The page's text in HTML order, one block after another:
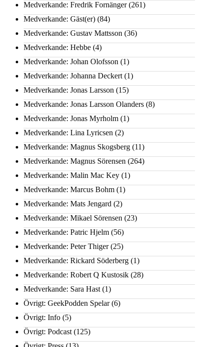
Medverkande: Fredrik Fornänger(261)
Medverkande: Gäst(er) (84)
Medverkande: Gustav Mattsson (36)
Medverkande: Hebbe (4)
Medverkande: Johan Olofsson (1)
Medverkande: Johanna Deckert (1)
Medverkande: Jonas Larsson (15)
Medverkande: Jonas Larsson Olanders (8)
Medverkande: Jonas Myrholm (1)
Medverkande: Lina Lyricsen (2)
Medverkande: Magnus Skogsberg (11)
Medverkande: Magnus Sörensen (264)
Medverkande: Malin Mac Key (1)
Medverkande: Marcus Bohm (1)
Medverkande: Mats Jengard (2)
Medverkande: Mikael Sörensen (23)
Medverkande: Patric Hjelm (56)
Medverkande: Peter Thiger(25)
Medverkande: Rickard Söderberg (1)
Medverkande: Robert Q Kustosik (28)
Medverkande: Sara Hast (1)
Övrigt: GeekPodden Spelar(6)
Övrigt: Info (5)
Övrigt: Podcast (125)